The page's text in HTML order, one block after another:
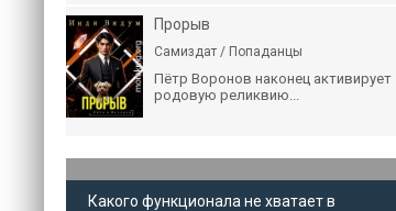
Прорыв
Самиздат / Попаданцы
Пётр Воронов наконец активирует
родовую реликвию...
Какого функционала не хватает в